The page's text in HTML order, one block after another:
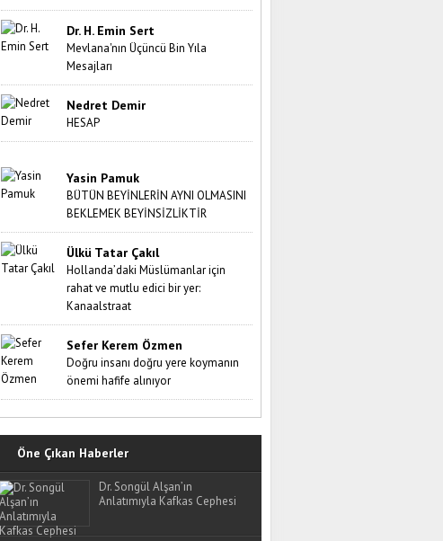
Dr. H. Emin Sert
Mevlana'nın Üçüncü Bin Yıla
Mesajları
Nedret Demir
HESAP
Yasin Pamuk
BÜTÜN BEYİNLERİN AYNI OLMASINI
BEKLEMEK BEYİNSİZLİKTİR
Ülkü Tatar Çakıl
Hollanda’daki Müslümanlar için
rahat ve mutlu edici bir yer:
Kanaalstraat
Sefer Kerem Özmen
Doğru insanı doğru yere koymanın
önemi hafife alınıyor
Öne Çıkan Haberler
Dr. Songül Alşan’ın
Anlatımıyla Kafkas Cephesi